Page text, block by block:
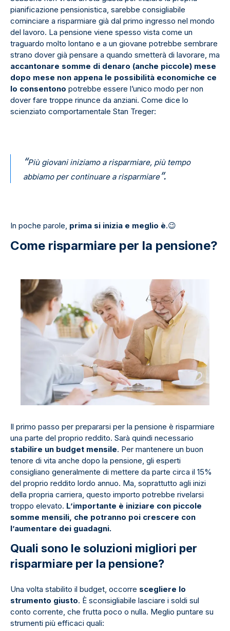
pianificazione pensionistica, sarebbe consigliabile
cominciare a risparmiare già dal primo ingresso nel mondo
del lavoro. La pensione viene spesso vista come un
traguardo molto lontano e a un giovane potrebbe sembrare
strano dover già pensare a quando smetterà di lavorare, ma
accantonare somme di denaro (anche piccole) mese
dopo mese non appena le possibilità economiche ce
lo consentono potrebbe essere l’unico modo per non
dover fare troppe rinunce da anziani. Come dice lo
scienziato comportamentale Stan Treger:
“Più giovani iniziamo a risparmiare, più tempo
abbiamo per continuare a risparmiare”.
In poche parole, prima si inizia e meglio è.😉
Come risparmiare per la pensione?
Il primo passo per prepararsi per la pensione è risparmiare
una parte del proprio reddito. Sarà quindi necessario
stabilire un budget mensile. Per mantenere un buon
tenore di vita anche dopo la pensione, gli esperti
consigliano generalmente di mettere da parte circa il 15%
del proprio reddito lordo annuo. Ma, soprattutto agli inizi
della propria carriera, questo importo potrebbe rivelarsi
troppo elevato. L’importante è iniziare con piccole
somme mensili, che potranno poi crescere con
l’aumentare dei guadagni.
Quali sono le soluzioni migliori per
risparmiare per la pensione?
Una volta stabilito il budget, occorre scegliere lo
strumento giusto. È sconsigliabile lasciare i soldi sul
conto corrente, che frutta poco o nulla. Meglio puntare su
strumenti più efficaci quali: